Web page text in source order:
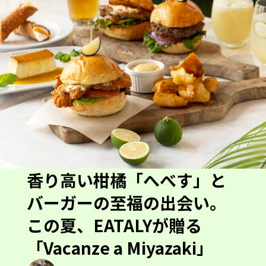
香り高い柑橘「へべす」と
バーガーの至福の出会い。
この夏、EATALYが贈る
「Vacanze a Miyazaki」